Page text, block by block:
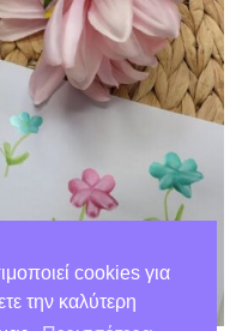
cookies για
την καλύτερη